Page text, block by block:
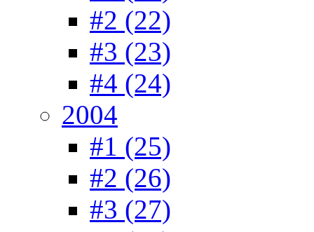
#2 (22)
#3 (23)
#4 (24)
2004
#1 (25)
#2 (26)
#3 (27)